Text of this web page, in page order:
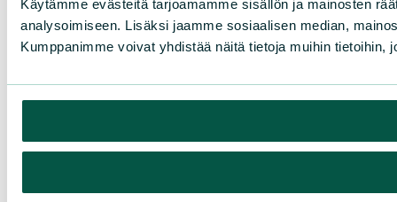
Käytämme evästeitä tarjoamamme sisällön ja mainosten
analysoimiseen. Lisäksi jaamme sosiaalisen median,
Kumppanimme voivat yhdistää näitä tietoja muihin tietoihin,